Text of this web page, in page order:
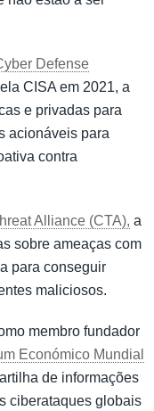
Defense
CISA em 2021, a
e privadas para
acionáveis para
contra
Alliance (CTA), a
sobre ameaças com
para conseguir
maliciosos.
membro fundador
Económico Mundial
de informações
ciberataques globais